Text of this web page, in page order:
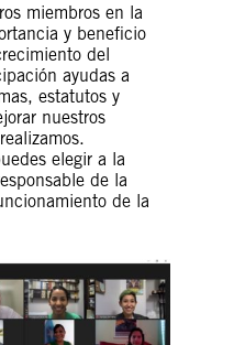
miembros en la
y beneficio
del
ayudas a
estatutos y
nuestros
elegir a la
de la
de la